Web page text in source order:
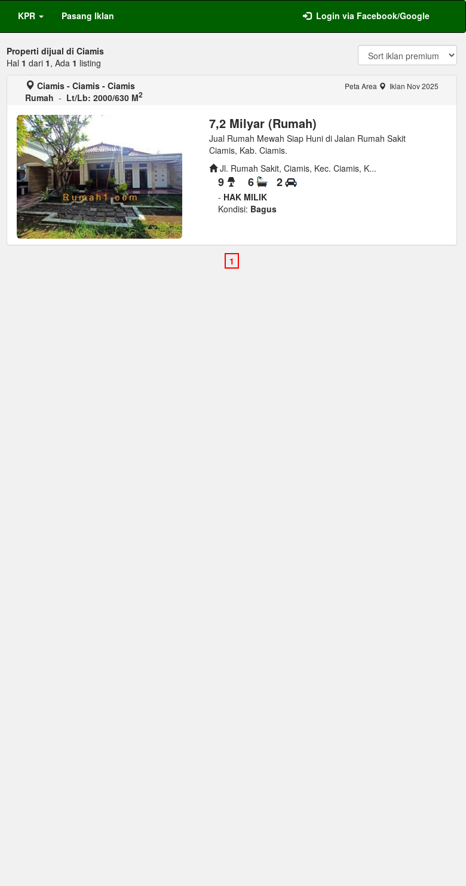
KPR Pasang Iklan Login via Facebook/Google
Properti dijual di Ciamis
Hal 1 dari 1, Ada 1 listing
Ciamis - Ciamis - Ciamis
Rumah - Lt/Lb: 2000/630 M2
Peta Area Iklan Nov 2025
7,2 Milyar (Rumah)
Jual Rumah Mewah Siap Huni di Jalan Rumah Sakit
Ciamis, Kab. Ciamis.
Jl. Rumah Sakit, Ciamis, Kec. Ciamis, K...
9 6 2
- HAK MILIK
Kondisi: Bagus